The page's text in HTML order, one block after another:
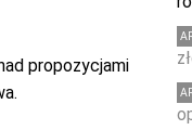
propozycjami